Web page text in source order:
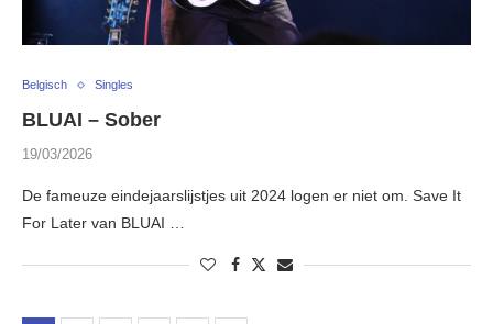
Belgisch Singles
BLUAI – Sober
19/03/2026
De fameuze eindejaarslijstjes uit 2024 logen er niet om. Save It
For Later van BLUAI …